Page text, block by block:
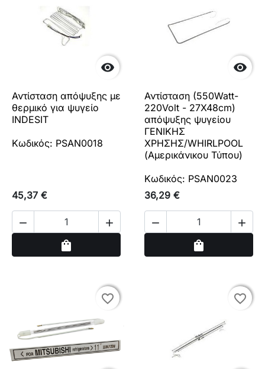

Αντίσταση απόψυξης με
θερμικό για ψυγείο
INDESIT
Κωδικός: PSAN0018
45,37 €
 
shopping_bag

Αντίσταση (550Watt-
220Volt - 27X48cm)
απόψυξης ψυγείου
ΓΕΝΙΚΗΣ
ΧΡΗΣΗΣ/WHIRLPOOL
(Αμερικάνικου Τύπου)
Κωδικός: PSAN0023
36,29 €
 
shopping_bag
favorite_border
favorite_border favorite_border
favorite_border